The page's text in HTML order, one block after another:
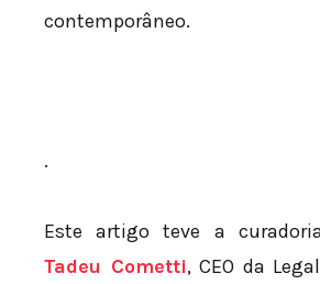
contemporâneo.
.
Este artigo teve a
Tadeu Cometti, CEO da